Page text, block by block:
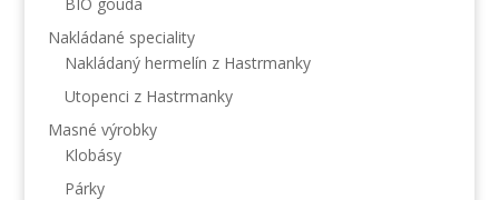
Nakládané speciality
Nakládaný hermelín z Hastrmanky
Utopenci z Hastrmanky
Masné výrobky
Klobásy
Párky